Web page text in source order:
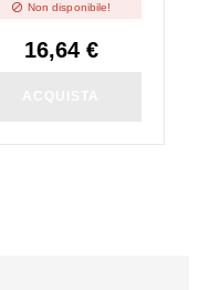
Mix And Vape -
30ml
 Non disponibile!
16,64 €